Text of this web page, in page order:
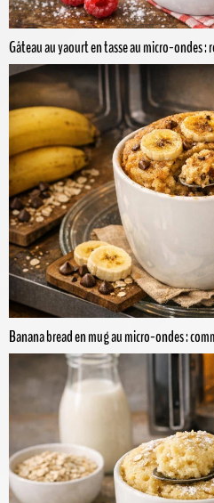
Gâteau au yaourt en tasse au micro-ondes :
Banana bread en mug au micro-ondes :